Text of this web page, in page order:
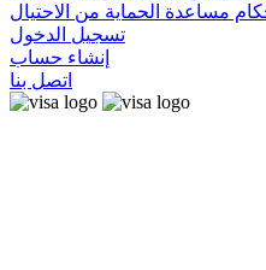
مساعدة الحماية من الاحتيال
تسجيل الدخول
إنشاء حساب
اتصل بنا